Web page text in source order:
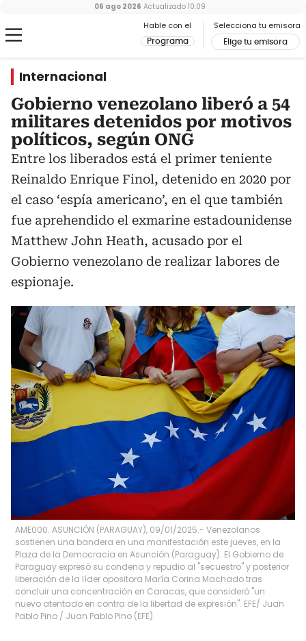
Hable con el
Programa
Selecciona tu emisora
Elige tu emisora
06 ago 2026 Actualizado 10:09
Internacional
Gobierno venezolano liberó a 54
militares detenidos por motivos
políticos, según ONG
Entre los liberados está el primer teniente
Reinaldo Enrique Finol, detenido en 2020 por
el caso ‘espía americano’, en el que también
fue aprehendido el exmarine estadounidense
Matthew John Heath, acusado por el
Gobierno venezolano de realizar labores de
espionaje.
AME000. ASUNCIÓN (PARAGUAY), 09/01/2025.- Venezolanos
sostienen una bandera en una manifestación este jueves, en la
Plaza de la Democracia en Asunción (Paraguay). El Gobierno de
Paraguay expresó su condena y repudio al "secuestro" y posterior
liberación de la líder opositora María Corina Machado tras
concluir una concentración en Caracas, que consideró "un
nuevo atentado en contra de la libertad de expresión". EFE/ Juan
Pablo Pino / Juan Pablo Pino (EFE)